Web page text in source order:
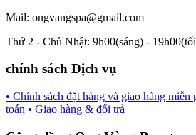
Mail: ongvangspa@gmail.com
Thứ 2 - Chủ Nhật: 9h00(sáng) -
chính sách Dịch vụ
• Chính sách đặt hàng và giao hàng miễn
toán • Giao hàng & đổi trả